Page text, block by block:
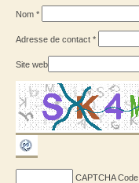
Nom *
Adresse de contact *
Site web
CAPTCHA Code